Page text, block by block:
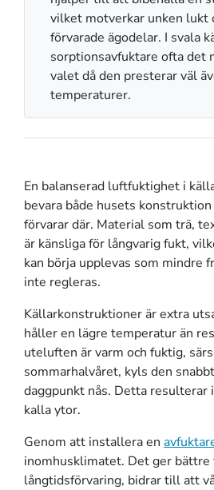
vilket motverkar unken lukt
förvarade ägodelar. I svala
sorptionsavfuktare ofta det
valet då den presterar väl
temperaturer.
En balanserad luftfuktighet i
bevara både husets
förvarar där. Material som trä,
är känsliga för långvarig fukt,
kan börja upplevas som mindre
inte regleras.
Källarkonstruktioner är extra
håller en lägre temperatur än
uteluften är varm och fuktig,
sommarhalvåret, kyls den
daggpunkt nås. Detta resulterar
kalla ytor.
Genom att installera en
inomhusklimatet. Det ger
långtidsförvaring, bidrar till att